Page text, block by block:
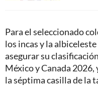
Para el seleccionado
los incas y la
asegurar su
México y Canada 2026,
la séptima casilla de la